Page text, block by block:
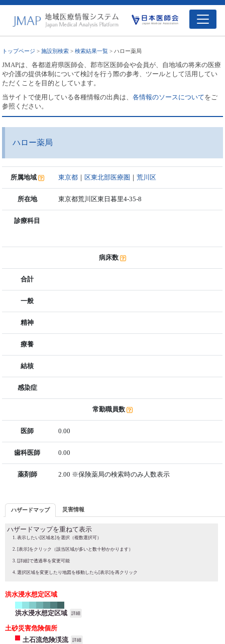
トップページ >施設別検索 >検索結果一覧 > ハロー薬局
JMAPは、各都道府県医師会、郡市区医師会や会員が、自地域の将来の医療
や介護の提供体制について検討を行う際の参考、ツールとして活用してい
ただくことを目的としています。
当サイトで使用している各種情報の出典は、各情報のソースについてをご
参照ください。
ハロー薬局
所属地域 東京都 ｜区東北部医療圏 ｜荒川区
所在地 東京都荒川区東日暮里4-35-8
診療科目
病床数
合計
一般
精神
療養
結核
感染症
常勤職員数
医師 0.00
歯科医師 0.00
薬剤師 2.00 ※保険薬局の検索時のみ人数表示
ハザードマップ 災害情報
ハザードマップを重ねて表示
表示したい[区域名]を選択（複数選択可）
[表示]をクリック（該当区域が多いと数十秒かかります）
[詳細]で透過率を変更可能
選択区域を変更したり地図を移動したら[表示]を再クリック
洪水浸水想定区域
洪水浸水想定区域 詳細
土砂災害危険個所
土石流危険渓流
詳細